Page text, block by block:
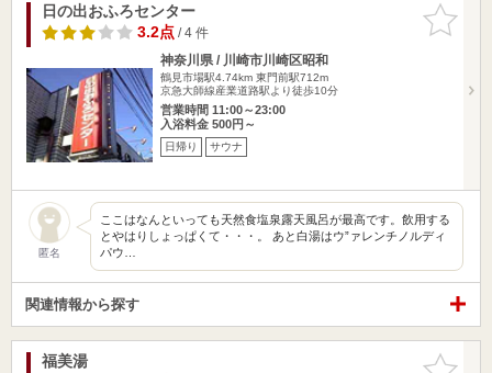
お気に入
りに追加
日の出おふろセンター
3.2点/ 4 件
神奈川県 / 川崎市川崎区昭和
鶴見市場駅4.74km 東門前駅712m
京急大師線産業道路駅より徒歩10分
営業時間 11:00～23:00
入浴料金 500円～
日帰り サウナ
匿名
ここはなんといっても天然食塩泉露天風呂が最高です。飲用する
とやはりしょっぱくて・・・。 あと白湯はウ”ァレンチノルディ
パウ…
関連情報から探す
お気に入
福美湯